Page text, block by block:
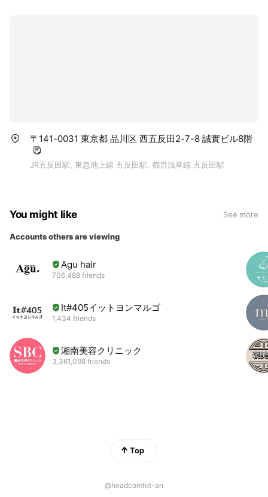
〒141-0031 東京都 品川区 西五反田2-7-8 誠實ビル8階
JR五反田駅, 東急池上線 五反田駅, 都営浅草線 五反田駅
You might like See more
Accounts others are viewing
Agu hair
706,488 friends
It#405イットヨンマルゴ
1,434 friends
湘南美容クリニック
3,361,098 friends
Top
@headcomfot-an